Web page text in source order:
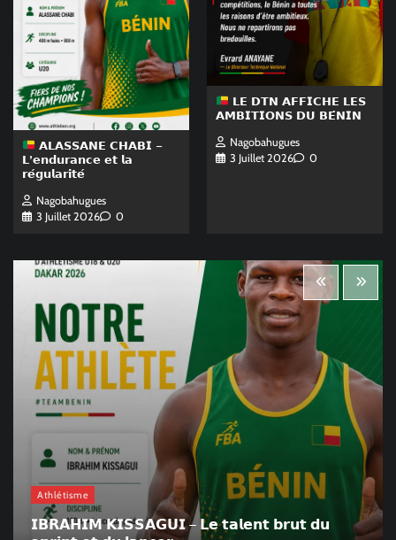
𝗔𝗟𝗔𝗦𝗦𝗔𝗡𝗘 𝗖𝗛𝗔𝗕𝗜 –
𝗟’𝗲𝗻𝗱𝘂𝗿𝗮𝗻𝗰𝗲 𝗲𝘁 𝗹𝗮
𝗿𝗲́𝗴𝘂𝗹𝗮𝗿𝗶𝘁𝗲́
Nagobahugues
3 Juillet 2026
0
𝗟𝗘 𝗗𝗧𝗡 𝗔𝗙𝗙𝗜𝗖𝗛𝗘 𝗟𝗘𝗦
𝗔𝗠𝗕𝗜𝗧𝗜𝗢𝗡𝗦 𝗗𝗨 𝗕𝗘́𝗡𝗜𝗡
Nagobahugues
3 Juillet 2026
0
Athlétisme
𝗜𝗕𝗥𝗔𝗛𝗜𝗠 𝗞𝗜𝗦𝗦𝗔𝗚𝗨𝗜 – 𝗟𝗲 𝘁𝗮𝗹𝗲𝗻𝘁 𝗯𝗿𝘂𝘁 𝗱𝘂